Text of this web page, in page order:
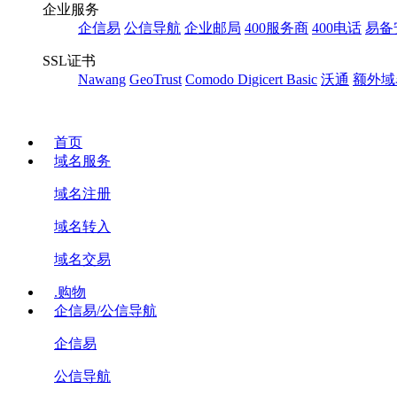
企业服务
企信易 公信导航 企业邮局 400服务商 400电话 易备
SSL证书
Nawang GeoTrust Comodo Digicert Basic 沃通 额外域
首页
域名服务
域名注册
域名转入
域名交易
.购物
企信易/公信导航
企信易
公信导航